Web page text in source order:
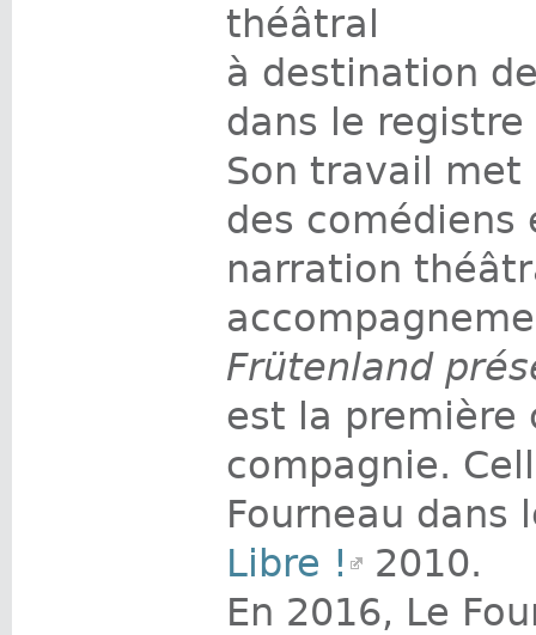
théâtral
à destination
dans le registre
Son travail met
des comédiens
narration
Frütenland
est la première
compagnie.
Fourneau dans
Libre !
2010.
En 2016, Le